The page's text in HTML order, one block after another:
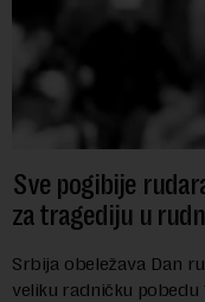
Sve pogibije
za tragediju u
Srbija obeležava Dan
veliku radničku pobedu